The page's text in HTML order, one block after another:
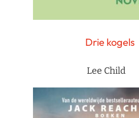
Drie kogels
Lee Child